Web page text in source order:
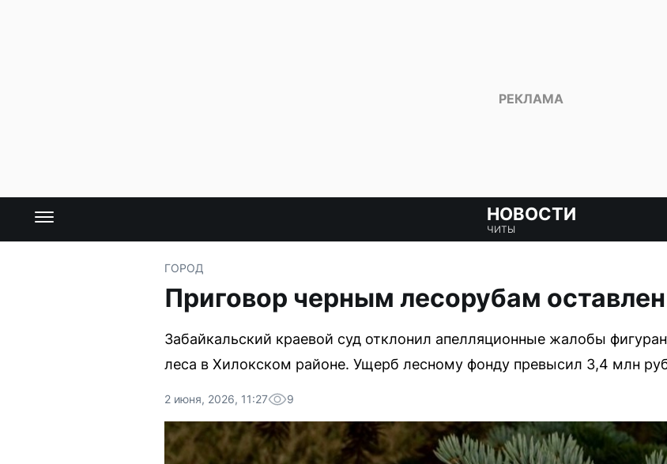
НОВОСТИ
ЧИТЫ
ГОРОД
Приговор черным лесорубам
Забайкальский краевой суд отклонил апелляционные жалобы
леса в Хилокском районе. Ущерб лесному фонду превысил 3,4 млн
2 июня, 2026, 11:27 9